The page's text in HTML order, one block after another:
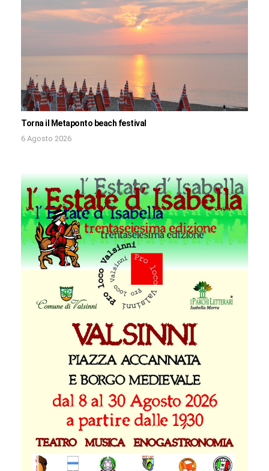
Torna il Metaponto beach festival
6 Agosto 2026